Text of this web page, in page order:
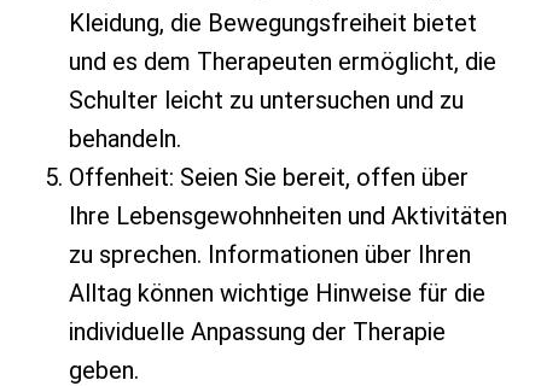
Kleidung, die Bewegungsfreiheit bietet
und es dem Therapeuten ermöglicht, die
Schulter leicht zu untersuchen und zu
behandeln.
Offenheit: Seien Sie bereit, offen über
Ihre Lebensgewohnheiten und Aktivitäten
zu sprechen. Informationen über Ihren
Alltag können wichtige Hinweise für die
individuelle Anpassung der Therapie
geben.